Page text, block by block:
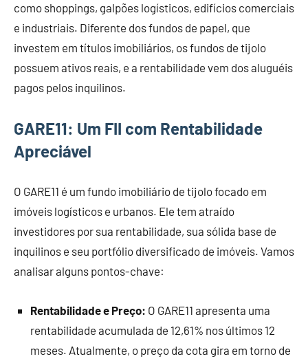
como shoppings, galpões logísticos, edifícios comerciais
e industriais. Diferente dos fundos de papel, que
investem em títulos imobiliários, os fundos de tijolo
possuem ativos reais, e a rentabilidade vem dos aluguéis
pagos pelos inquilinos.
GARE11: Um FII com Rentabilidade
Apreciável
O GARE11 é um fundo imobiliário de tijolo focado em
imóveis logísticos e urbanos. Ele tem atraído
investidores por sua rentabilidade, sua sólida base de
inquilinos e seu portfólio diversificado de imóveis. Vamos
analisar alguns pontos-chave:
Rentabilidade e Preço: O GARE11 apresenta uma
rentabilidade acumulada de 12,61% nos últimos 12
meses. Atualmente, o preço da cota gira em torno de